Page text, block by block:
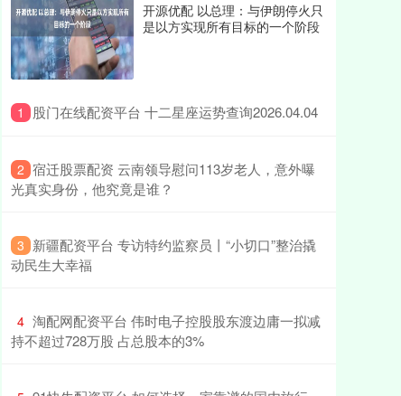
开源优配 以总理：与伊朗停火只
是以方实现所有目标的一个阶段
1 ​股门在线配资平台 十二星座运势查询2026.04.04
2 ​宿迁股票配资 云南领导慰问113岁老人，意外曝
光真实身份，他究竟是谁？
3 ​新疆配资平台 专访特约监察员丨“小切口”整治撬
动民生大幸福
4 ​淘配网配资平台 伟时电子控股股东渡边庸一拟减
持不超过728万股 占总股本的3%